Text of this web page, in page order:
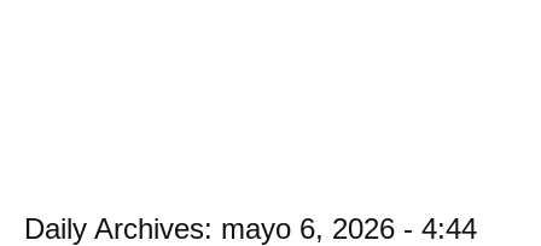
Daily Archives: mayo 6, 2026 - 4:44